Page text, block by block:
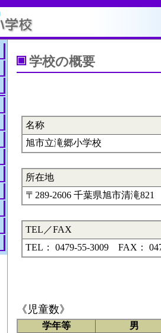
学校の概要
名称
旭市立滝郷小学校
所在地
〒289-2606 千葉県旭市清滝821
TEL／FAX
TEL： 0479-55-3009 FAX：
《児童数》
学年等
男